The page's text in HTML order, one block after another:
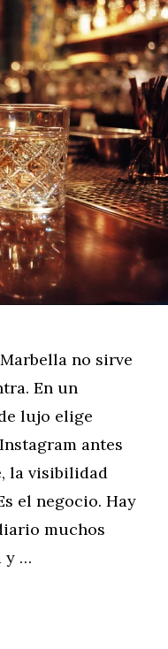
no sirve
En un
lujo elige
antes
la visibilidad
el negocio. Hay
muchos
y …